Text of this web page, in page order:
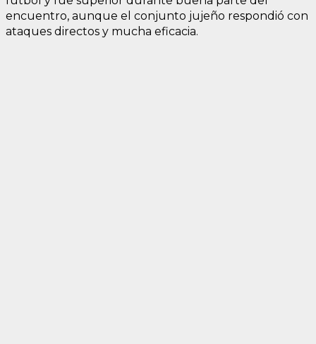
encuentro, aunque el conjunto jujeño respondió con
ataques directos y mucha eficacia.